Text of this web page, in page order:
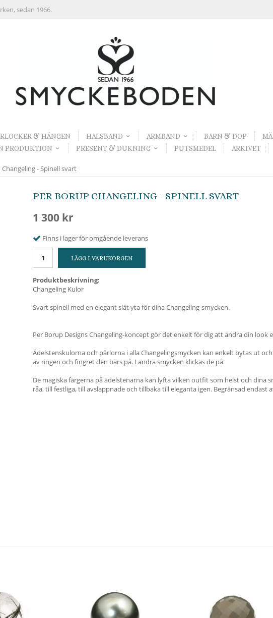
sedan 1966.
& HÄNGEN HALSBAND ARMBAND BARN & DOP
PRODUKTION PRESENT & DUKNING PUTSMEDEL ARKIVET
Changeling - Spinell svart
PER BORUP CHANGELING - SPINELL SVART
1 300 kr
Finns i lager för omgående leverans
LÄGG I VARUKORGEN
Produktbeskrivning:
Changeling Kulor
Svart spinell med en elegant slät yta för dina Changeling-smycken.
Per Borup Designs Changeling-koncept gör det enkelt för dig att ändra din
Ädelstenskulorna och pärlorna i alla Changelingsmycken kan enkelt bytas ut
av ringen och fingret den bärs på. I andra smycken klickas de på.
De magiska färgerna på ädelstenarna kan lyfta vilken outfit som helst och dina
råa, till festliga, till avslappnade och tillbaka till eleganta igen. Begränsad endast